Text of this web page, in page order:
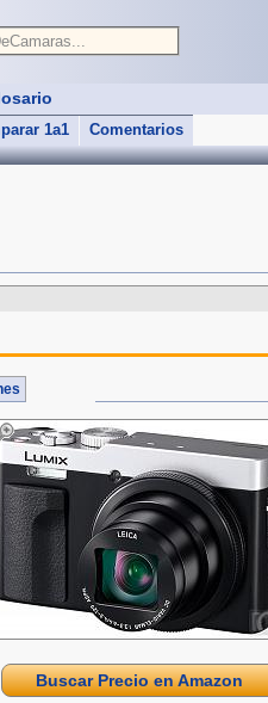
1a1 Comentarios
Buscar Precio en Amazon